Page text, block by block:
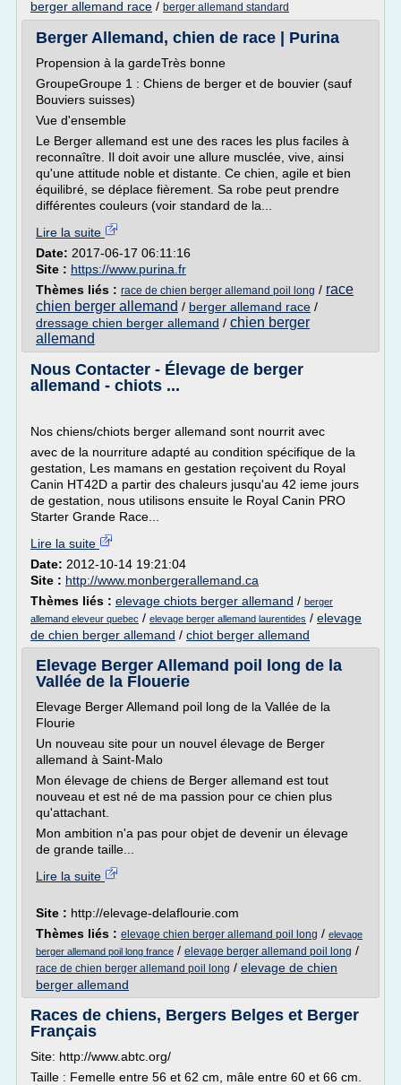
berger allemand race / berger allemand standard
Berger Allemand, chien de race | Purina
Propension à la gardeTrès bonne
GroupeGroupe 1 : Chiens de berger et de bouvier (sauf
Bouviers suisses)
Vue d'ensemble
Le Berger allemand est une des races les plus faciles à
reconnaître. Il doit avoir une allure musclée, vive, ainsi
qu'une attitude noble et distante. Ce chien, agile et bien
équilibré, se déplace fièrement. Sa robe peut prendre
différentes couleurs (voir standard de la...
Lire la suite
Date: 2017-06-17 06:11:16
Site : https://www.purina.fr
Thèmes liés : race de chien berger allemand poil long / race
chien berger allemand / berger allemand race /
dressage chien berger allemand / chien berger
allemand
Nous Contacter - Élevage de berger
allemand - chiots ...
Nos chiens/chiots berger allemand sont nourrit avec
avec de la nourriture adapté au condition spécifique de la
gestation, Les mamans en gestation reçoivent du Royal
Canin HT42D a partir des chaleurs jusqu'au 42 ieme jours
de gestation, nous utilisons ensuite le Royal Canin PRO
Starter Grande Race...
Lire la suite
Date: 2012-10-14 19:21:04
Site : http://www.monbergerallemand.ca
Thèmes liés : elevage chiots berger allemand / berger
allemand eleveur quebec / elevage berger allemand laurentides / elevage
de chien berger allemand / chiot berger allemand
Elevage Berger Allemand poil long de la
Vallée de la Flouerie
Elevage Berger Allemand poil long de la Vallée de la
Flourie
Un nouveau site pour un nouvel élevage de Berger
allemand à Saint-Malo
Mon élevage de chiens de Berger allemand est tout
nouveau et est né de ma passion pour ce chien plus
qu'attachant.
Mon ambition n'a pas pour objet de devenir un élevage
de grande taille...
Lire la suite
Site : http://elevage-delaflourie.com
Thèmes liés : elevage chien berger allemand poil long / elevage
berger allemand poil long france / elevage berger allemand poil long /
race de chien berger allemand poil long / elevage de chien
berger allemand
Races de chiens, Bergers Belges et Berger
Français
Site: http://www.abtc.org/
Taille : Femelle entre 56 et 62 cm, mâle entre 60 et 66 cm.